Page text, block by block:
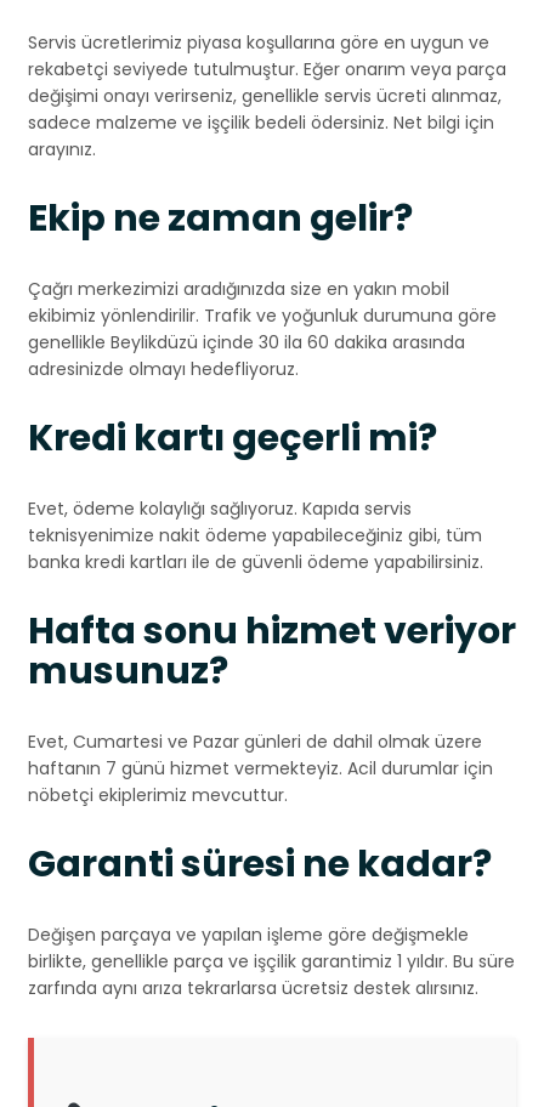
Servis ücretlerimiz piyasa koşullarına göre en uygun ve
rekabetçi seviyede tutulmuştur. Eğer onarım veya parça
değişimi onayı verirseniz, genellikle servis ücreti alınmaz,
sadece malzeme ve işçilik bedeli ödersiniz. Net bilgi için
arayınız.
Ekip ne zaman gelir?
Çağrı merkezimizi aradığınızda size en yakın mobil
ekibimiz yönlendirilir. Trafik ve yoğunluk durumuna göre
genellikle Beylikdüzü içinde 30 ila 60 dakika arasında
adresinizde olmayı hedefliyoruz.
Kredi kartı geçerli mi?
Evet, ödeme kolaylığı sağlıyoruz. Kapıda servis
teknisyenimize nakit ödeme yapabileceğiniz gibi, tüm
banka kredi kartları ile de güvenli ödeme yapabilirsiniz.
Hafta sonu hizmet veriyor
musunuz?
Evet, Cumartesi ve Pazar günleri de dahil olmak üzere
haftanın 7 günü hizmet vermekteyiz. Acil durumlar için
nöbetçi ekiplerimiz mevcuttur.
Garanti süresi ne kadar?
Değişen parçaya ve yapılan işleme göre değişmekle
birlikte, genellikle parça ve işçilik garantimiz 1 yıldır. Bu süre
zarfında aynı arıza tekrarlarsa ücretsiz destek alırsınız.